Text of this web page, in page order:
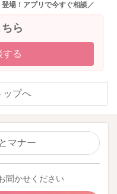
場！アプリで今すぐ相談／
ら
する
ップへ
マナー
聞かせください